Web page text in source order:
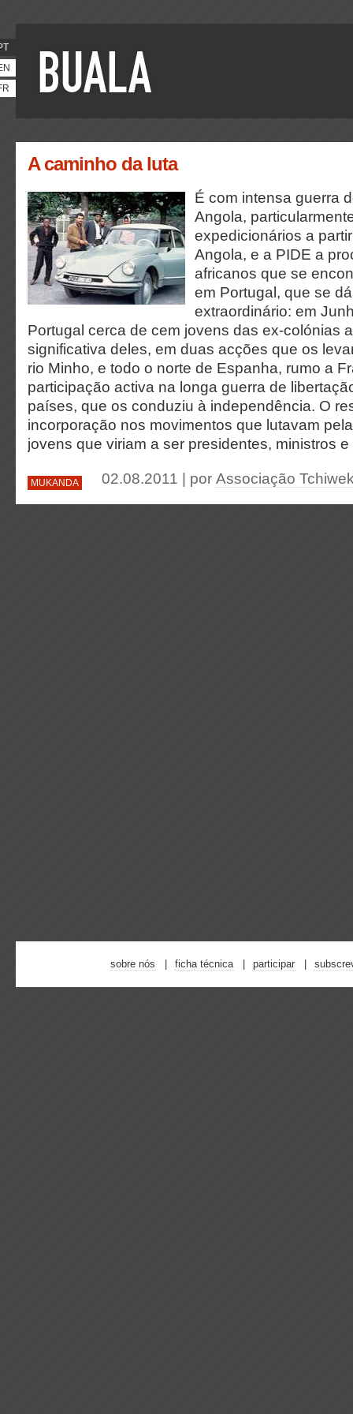
A caminho da luta
É com intensa guerra
Angola,
expedicionários a
Angola, e a PIDE a
africanos que se
em Portugal, que se
extraordinário: em
Portugal cerca de cem jovens das ex-colónias
significativa deles, em duas acções que os
rio Minho, e todo o norte de Espanha, rumo a
participação activa na longa guerra de
países, que os conduziu à independência. O
incorporação nos movimentos que lutavam
jovens que viriam a ser presidentes, ministros
MUKANDA 02.08.2011 | por Associação
sobre nós ficha técnica participar